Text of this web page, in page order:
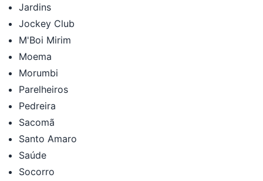
Jardins
Jockey Club
M'Boi Mirim
Moema
Morumbi
Parelheiros
Pedreira
Sacomã
Santo Amaro
Saúde
Socorro